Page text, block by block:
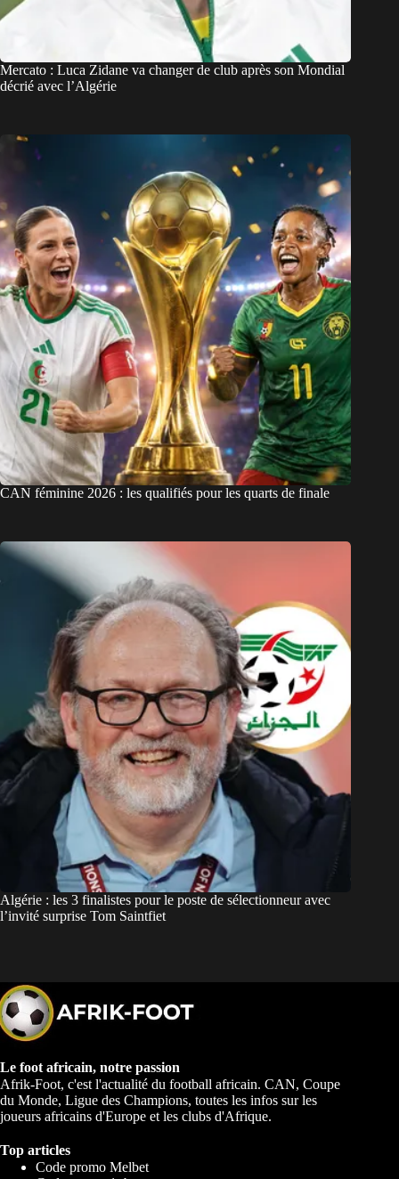
Mercato : Luca Zidane va changer de club après son Mondial
décrié avec l’Algérie
CAN féminine 2026 : les qualifiés pour les quarts de finale
Algérie : les 3 finalistes pour le poste de sélectionneur avec
l’invité surprise Tom Saintfiet
Le foot africain, notre passion
Afrik-Foot, c'est l'actualité du football africain. CAN, Coupe
du Monde, Ligue des Champions, toutes les infos sur les
joueurs africains d'Europe et les clubs d'Afrique.
Top articles
Code promo Melbet